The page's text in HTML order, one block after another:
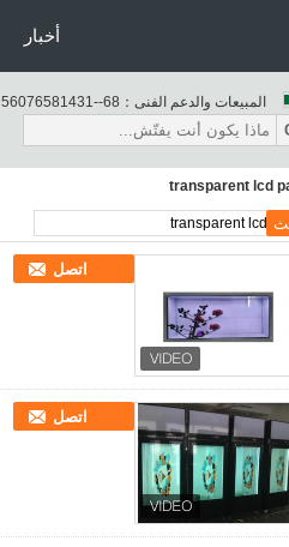
أخبار
المبيعات والدعم الفنى： 86--13418567065
transparent lcd
اتصل
اتصل